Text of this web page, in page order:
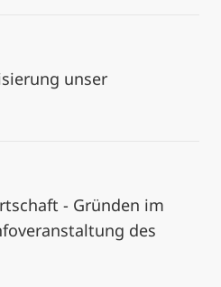
unser
- Gründen im
des